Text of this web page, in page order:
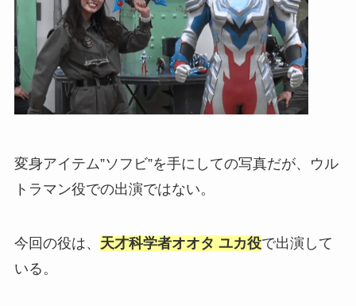
変身アイテム”ソフビ”を手にしての写真だが、ウル
トラマン役での出演ではない。
今回の役は、 天才科学者オオタ ユカ役で出演して
いる。